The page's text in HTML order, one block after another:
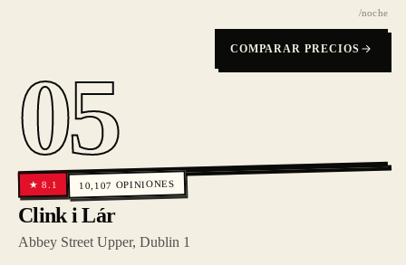
/noche
COMPARAR PRECIOS
05
★8.1 10,107 OPINIONES
Clink i Lár
Abbey Street Upper, Dublin 1